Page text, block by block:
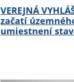
VEREJNÁ
začatí
umiestnení